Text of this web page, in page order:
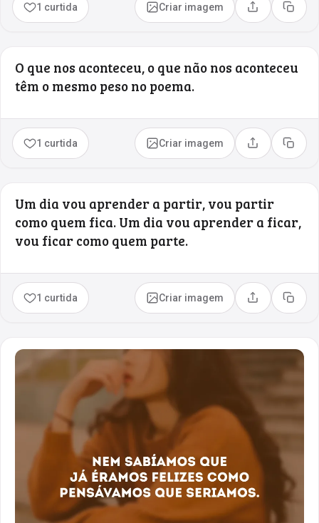
1 curtida Criar imagem Compartilhar
Copiar
O que nos aconteceu, o que não nos aconteceu
têm o mesmo peso no poema.
1 curtida Criar imagem Compartilhar
Copiar
Um dia vou aprender a partir, vou partir
como quem fica. Um dia vou aprender a ficar,
vou ficar como quem parte.
1 curtida Criar imagem Compartilhar
Copiar